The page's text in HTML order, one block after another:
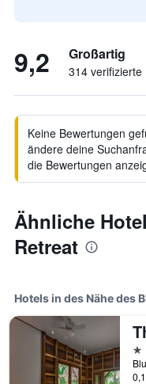
9,2 Großartig
314 verifizierte
Keine Bewertungen
ändere deine
die Bewertungen
Ähnliche
Retreat
Hotels in des Nähe des
3